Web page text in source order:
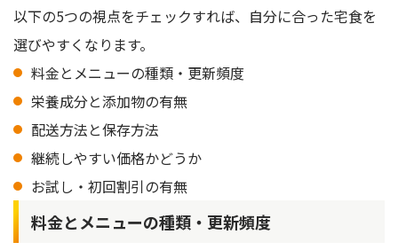
以下の5つの視点をチェックすれば、自分に合った宅食を
選びやすくなります。
料金とメニューの種類・更新頻度
栄養成分と添加物の有無
配送方法と保存方法
継続しやすい価格かどうか
お試し・初回割引の有無
料金とメニューの種類・更新頻度